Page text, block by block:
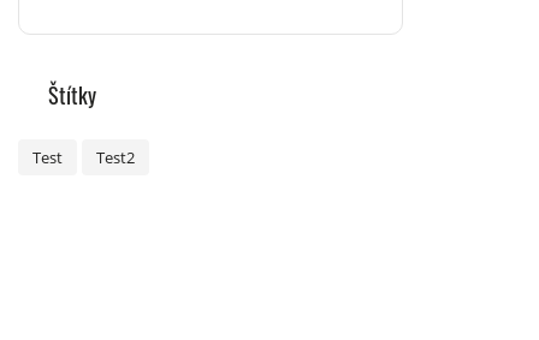
Štítky
Test Test2